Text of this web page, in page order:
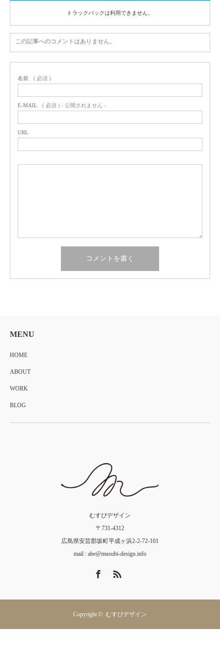
トラックバックは利用できません。
この記事へのコメントはありません。
名前 ( 必須 )
E-MAIL ( 必須 ) - 公開されません -
URL
MENU
HOME
ABOUT
WORK
BLOG
むすびデザイン
〒731-4312
広島県安芸郡坂町平成ヶ浜2-2-72-101
mail : abe@musubi-design.info
Copyright © むすびデザイン